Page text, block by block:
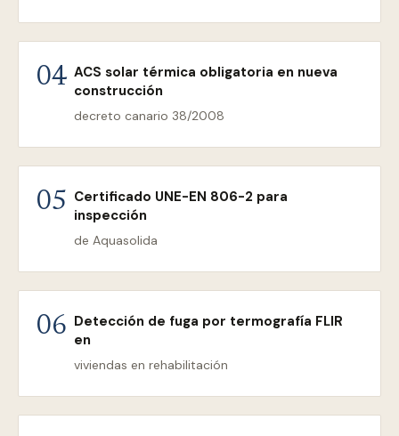
04 ACS solar térmica obligatoria en nueva
construcción
decreto canario 38/2008
05 Certificado UNE-EN 806-2 para
inspección
de Aquasolida
06 Detección de fuga por termografía FLIR
en
viviendas en rehabilitación